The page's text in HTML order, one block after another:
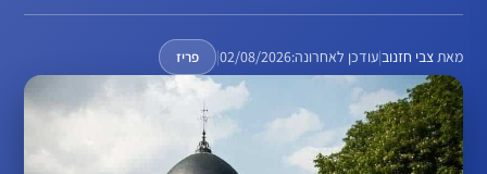
מאתצבי חזנוב|עודכן לאחרונה:02/08/2026
| פריז